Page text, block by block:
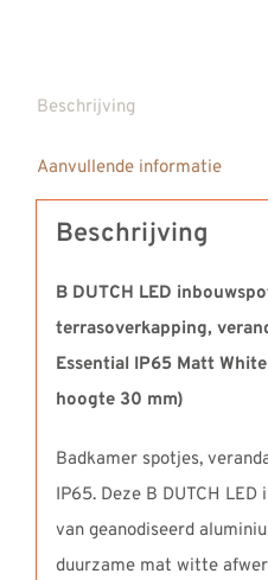
Beschrijving
Aanvullende informatie
Beschrijving
B DUTCH LED
terrasoverkapping,
Essential IP65 Matt
hoogte 30 mm)
Badkamer spotjes,
IP65. Deze B DUTCH
van geanodiseerd
duurzame mat witte